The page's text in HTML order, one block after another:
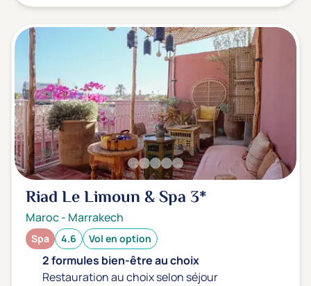
Riad Le Limoun & Spa 3*
Maroc- Marrakech
Spa 4.6 Vol en option
2 formules bien-être au choix
Restauration au choix selon séjour